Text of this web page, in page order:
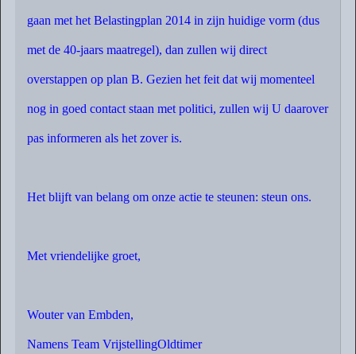
gaan met het Belastingplan 2014 in zijn huidige vorm (dus
met de 40-jaars maatregel), dan zullen wij direct
overstappen op plan B. Gezien het feit dat wij momenteel
nog in goed contact staan met politici, zullen wij U daarover
pas informeren als het zover is.
Het blijft van belang om onze actie te steunen: steun ons.
Met vriendelijke groet,
Wouter van Embden,
Namens Team VrijstellingOldtimer